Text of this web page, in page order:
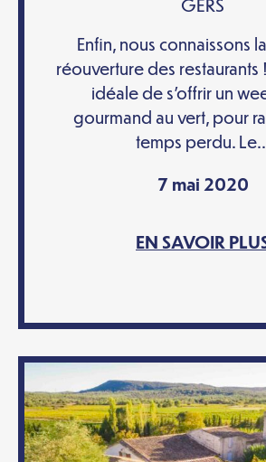
GERS
Enfin, nous connaissons
réouverture des restaurants
idéale de s’offrir un
gourmand au vert, pour
temps perdu.
7 mai 2020
EN SAVOIR